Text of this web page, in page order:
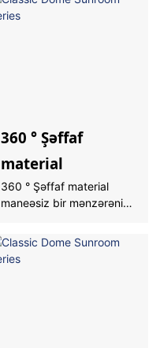
360 ° Şəffaf
material
360 ° Şəffaf material
maneəsiz bir mənzərəni